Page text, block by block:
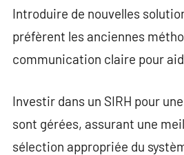
Introduire de nouvelles
préfèrent les anciennes
communication claire pour
Investir dans un SIRH pour
sont gérées, assurant une
sélection appropriée du